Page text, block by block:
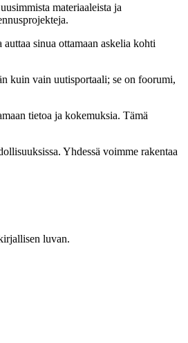
materiaaleista ja
sinua ottamaan askelia kohti
kuin vain uutisportaali; se on foorumi,
tietoa ja kokemuksia. Tämä
Yhdessä voimme rakentaa
luvan.